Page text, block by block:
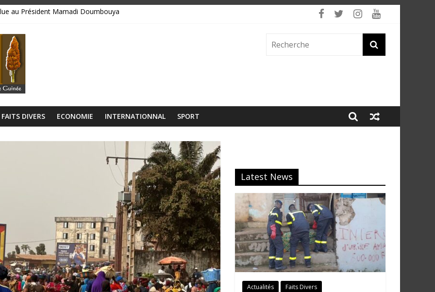
au Président Mamadi Doumbouya
entre un camion et un taxi
Rogbanè en complexe balnéaire
𝗱𝗲𝘀 𝗰𝗶𝗻𝗾 𝗽𝗿𝗶𝗼𝗿𝗶𝘁𝗲́𝘀 𝘀𝘁𝗿𝗮𝘁𝗲́𝗴𝗶𝗾𝘂𝗲𝘀 𝗱𝘂 𝗴𝗼𝘂𝘃𝗲𝗿𝗻𝗲𝗺𝗲𝗻𝘁
FAITS DIVERS ECONOMIE INTERNATIONNAL SPORT
Latest News
Actualités Faits Divers